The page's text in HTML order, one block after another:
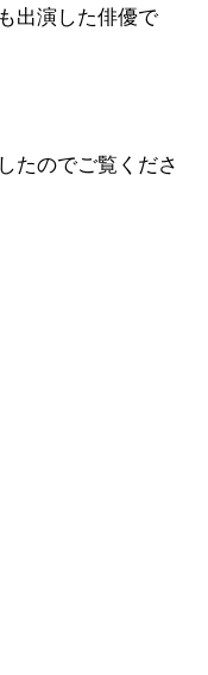
出演した俳優で
たのでご覧くださ